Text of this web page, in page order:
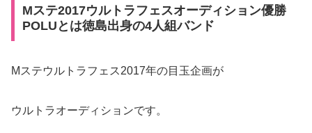
Mステ2017ウルトラフェスオーディション優勝
POLUとは徳島出身の4人組バンド
Mステウルトラフェス2017年の目玉企画が
ウルトラオーディションです。